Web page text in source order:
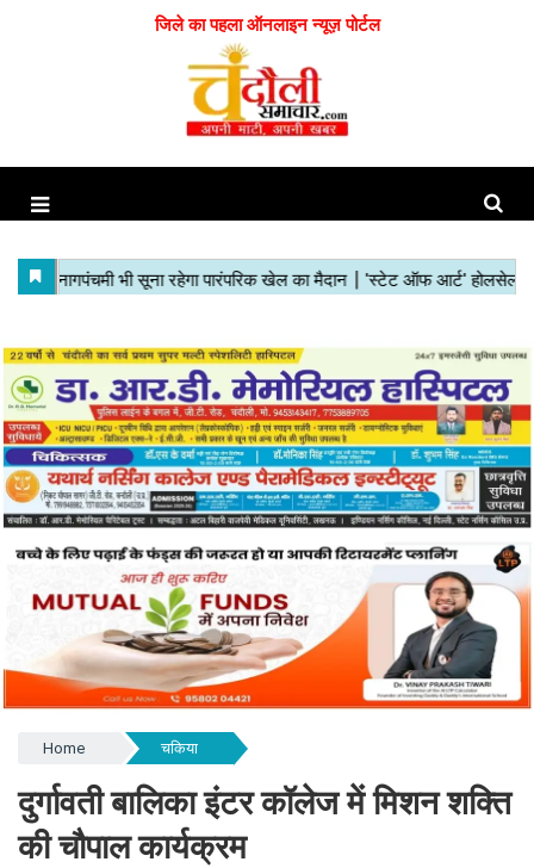
जिले का पहला ऑनलाइन न्यूज़ पोर्टल
Home चकिया
दुर्गावती बालिका इंटर कॉलेज में मिशन शक्ति
की चौपाल कार्यक्रम